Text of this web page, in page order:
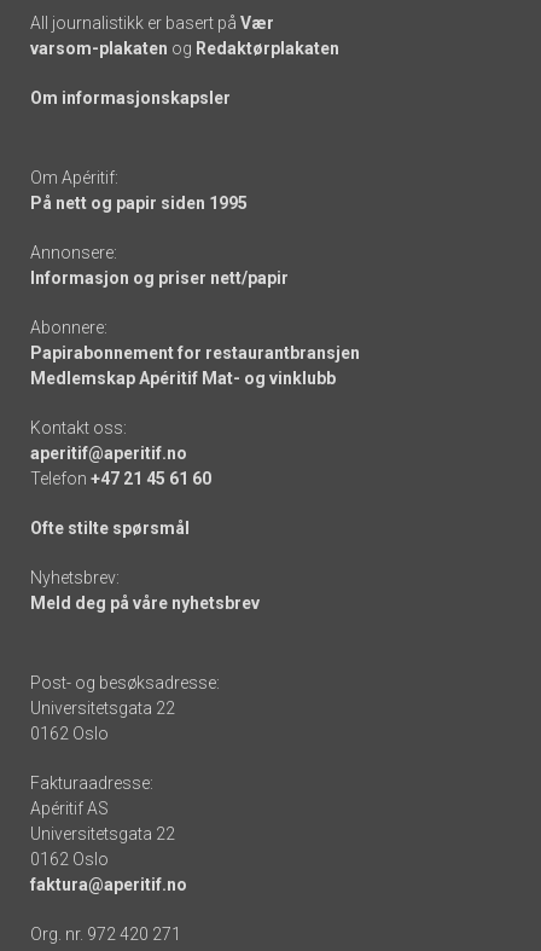
All journalistikk er basert på Vær
varsom-plakaten og Redaktørplakaten
Om informasjonskapsler
Om Apéritif:
På nett og papir siden 1995
Annonsere:
Informasjon og priser nett/papir
Abonnere:
Papirabonnement for restaurantbransjen
Medlemskap Apéritif Mat- og vinklubb
Kontakt oss:
aperitif@aperitif.no
Telefon +47 21 45 61 60
Ofte stilte spørsmål
Nyhetsbrev:
Meld deg på våre nyhetsbrev
Post- og besøksadresse:
Universitetsgata 22
0162 Oslo
Fakturaadresse:
Apéritif AS
Universitetsgata 22
0162 Oslo
faktura@aperitif.no
Org. nr. 972 420 271